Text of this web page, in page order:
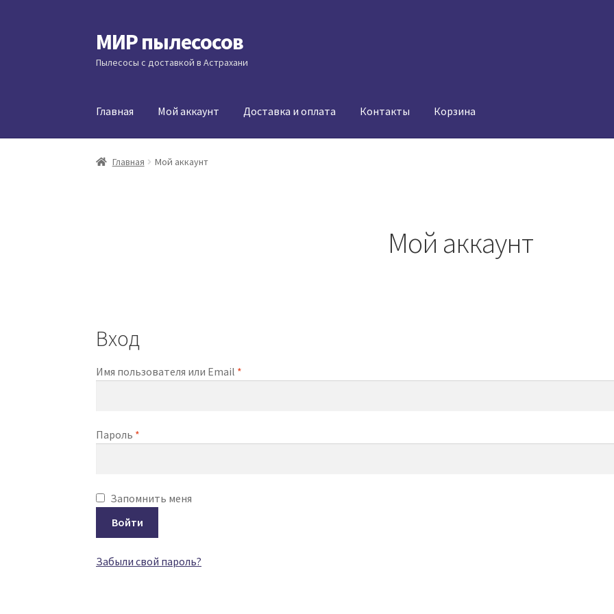
Перейти
к
навигации
Перейти
к
содержимому
МИР пылесосов
Пылесосы с доставкой в Астрахани
Главная Мой аккаунт Доставка и оплата Контакты Корзина
Главная Мой аккаунт
Мой аккаунт
Вход
Имя пользователя или Email *
Пароль *
Запомнить меня
Войти
Забыли свой пароль?